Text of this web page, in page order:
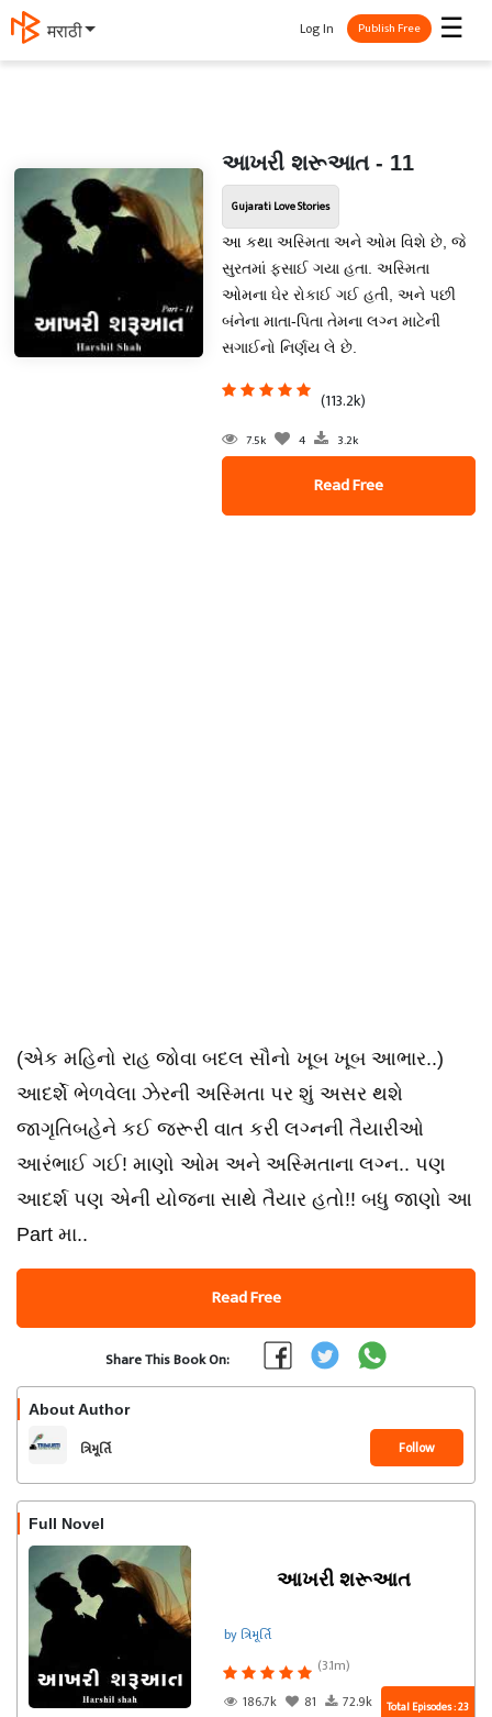
मराठी ☰
Log In Publish Free
આખરી શરૂઆત - 11
Gujarati Love Stories
આ કથા અસ્મિતા અને ઓમ વિશે છે, જે
સુરતમાં ફસાઈ ગયા હતા. અસ્મિતા
ઓમના ઘેર રોકાઈ ગઈ હતી, અને પછી
બંનેના માતા-પિતા તેમના લગ્ન માટેની
સગાઈનો નિર્ણય લે છે.
(113.2k)
7.5k 4 3.2k
Read Free
(એક મહિનો રાહ જોવા બદલ સૌનો ખૂબ ખૂબ આભાર..)
આદર્શે ભેળવેલા ઝેરની અસ્મિતા પર શું અસર થશે
જાગૃતિબહેને કઈ જરૂરી વાત કરી લગ્નની તૈયારીઓ
આરંભાઈ ગઈ! માણો ઓમ અને અસ્મિતાના લગ્ન.. પણ
આદર્શ પણ એની યોજના સાથે તૈયાર હતો!! બધુ જાણો આ
Part મા..
Read Free
Share This Book On:
About Author
ત્રિમૂર્તિ Follow
Full Novel
આખરી શરૂઆત
by ત્રિમૂર્તિ
(3.1m)
186.7k
81 72.9k Total Episodes : 23